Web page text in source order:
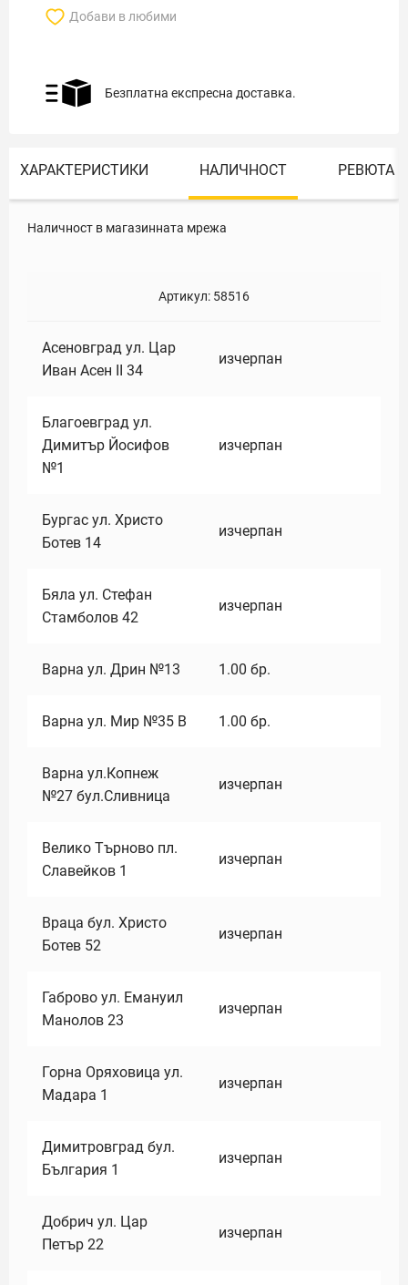
Добави в любими
Безплатна експресна доставка.
ХАРАКТЕРИСТИКИ НАЛИЧНОСТ РЕВЮТА
Наличност в магазинната мрежа
Артикул: 58516
Асеновград ул. Цар
Иван Асен II 34
изчерпан
Благоевград ул.
Димитър Йосифов
№1
изчерпан
Бургас ул. Христо
Ботев 14
изчерпан
Бяла ул. Стефан
Стамболов 42
изчерпан
Варна ул. Дрин №13 1.00 бр.
Варна ул. Мир №35 В 1.00 бр.
Варна ул.Копнеж
№27 бул.Сливница
изчерпан
Велико Търново пл.
Славейков 1
изчерпан
Враца бул. Христо
Ботев 52
изчерпан
Габрово ул. Емануил
Манолов 23
изчерпан
Горна Оряховица ул.
Мадара 1
изчерпан
Димитровград бул.
България 1
изчерпан
Добрич ул. Цар
Петър 22
изчерпан